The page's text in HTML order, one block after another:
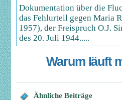
Dokumentation über die
das Fehlurteil gegen Maria
1957), der Freispruch O.J.
des 20. Juli 1944.....
Warum läuft
Ähnliche Beiträge